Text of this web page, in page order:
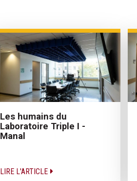
Les humains du
Laboratoire Triple I -
Manal
LIRE L'ARTICLE